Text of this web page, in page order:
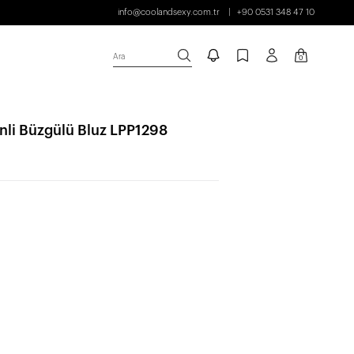
info@coolandsexy.com.tr +90 0531 348 47 10
Ara 0
Büzgülü Bluz LPP1298